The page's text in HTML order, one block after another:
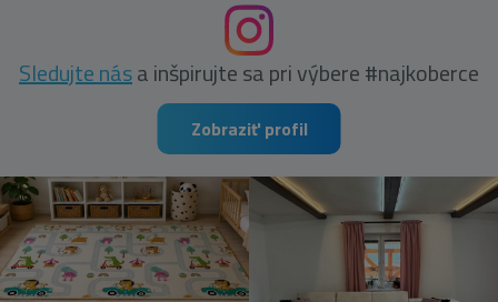
Sledujte nása inšpirujte sa pri výbere #najkoberce
Zobraziť profil